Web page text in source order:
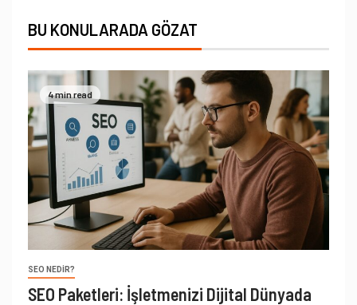
BU KONULARADA GÖZAT
4 min read
SEO NEDIR?
SEO Paketleri: İşletmenizi Dijital Dünyada